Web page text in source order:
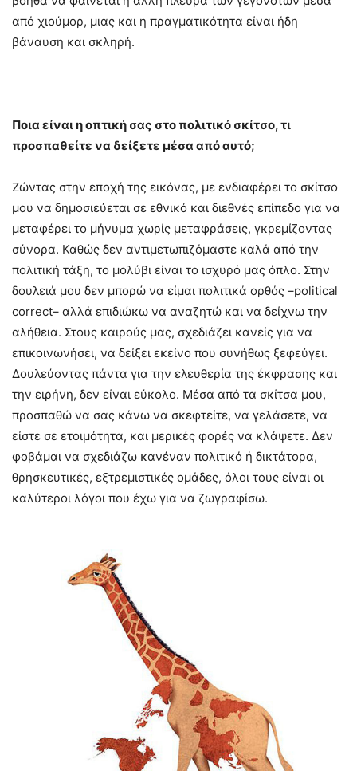
από χιούμορ, μιας και η πραγματικότητα είναι ήδη
βάναυση και σκληρή.
Ποια είναι η οπτική σας στο πολιτικό σκίτσο, τι
προσπαθείτε να δείξετε μέσα από αυτό;
Ζώντας στην εποχή της εικόνας, με ενδιαφέρει το σκίτσο
μου να δημοσιεύεται σε εθνικό και διεθνές επίπεδο για να
μεταφέρει το μήνυμα χωρίς μεταφράσεις, γκρεμίζοντας
σύνορα. Καθώς δεν αντιμετωπιζόμαστε καλά από την
πολιτική τάξη, το μολύβι είναι το ισχυρό μας όπλο. Στην
δουλειά μου δεν μπορώ να είμαι πολιτικά ορθός –political
correct– αλλά επιδιώκω να αναζητώ και να δείχνω την
αλήθεια. Στους καιρούς μας, σχεδιάζει κανείς για να
επικοινωνήσει, να δείξει εκείνο που συνήθως ξεφεύγει.
Δουλεύοντας πάντα για την ελευθερία της έκφρασης και
την ειρήνη, δεν είναι εύκολο. Μέσα από τα σκίτσα μου,
προσπαθώ να σας κάνω να σκεφτείτε, να γελάσετε, να
είστε σε ετοιμότητα, και μερικές φορές να κλάψετε. Δεν
φοβάμαι να σχεδιάζω κανέναν πολιτικό ή δικτάτορα,
θρησκευτικές, εξτρεμιστικές ομάδες, όλοι τους είναι οι
καλύτεροι λόγοι που έχω για να ζωγραφίσω.